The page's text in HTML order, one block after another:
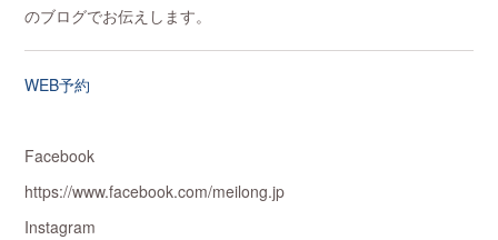
のブログでお伝えします。
WEB予約
Facebook
https://www.facebook.com/meilong.jp
Instagram